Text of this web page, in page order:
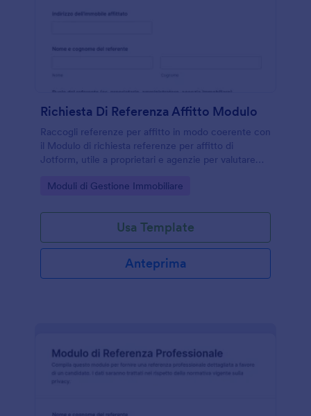
Richiesta Di Referenza Affitto Modulo
Raccogli referenze per affitto in modo coerente con
il Modulo di richiesta referenze per affitto di
Jotform, utile a proprietari e agenzie per valutare
passaggi.
Go to Category:
Moduli di Gestione Immobiliare
Usa Template
Anteprima